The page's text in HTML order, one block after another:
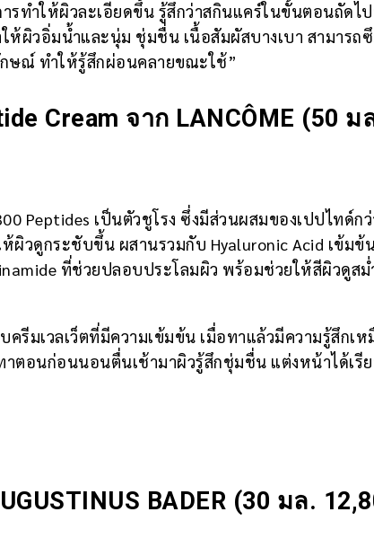
รทำให้ผิวละเอียดขึ้น รู้สึกว่าสกินแคร์ในขั้นตอนถัดไ
ผิวอิ่มน้ำและนุ่ม ชุ่มชื่น เนื้อสัมผัสบางเบา สามารถซึ
ษณ์ ทำให้รู้สึกผ่อนคลายขณะใช้”
Cream จาก LANCÔME (50 ม
Peptides เป็นตัวชูโรง ซึ่งมีส่วนผสมของเปปไทด์ก
ผิวดูกระชับขึ้น ผสานรวมกับ Hyaluronic Acid เข้มข้
ที่ช่วยปลอบประโลมผิว พร้อมช่วยให้สีผิวดูสม่
รีมเวลเว็ตที่มีความเข้มข้น เมื่อทาแล้วมีความรู้สึกเ
ตอนก่อนนอนตื่นเช้ามาผิวรู้สึกชุ่มชื่น แต่งหน้าได้เรี
BADER (30 มล.